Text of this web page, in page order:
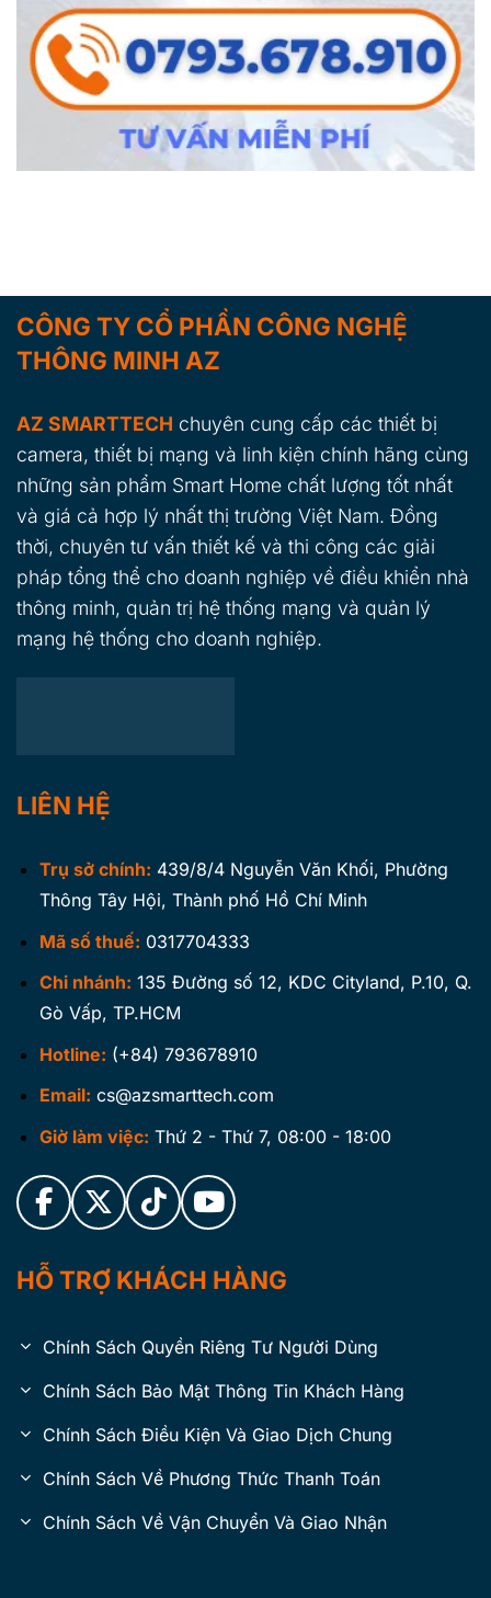
CÔNG TY CỔ PHẦN CÔNG NGHỆ
THÔNG MINH AZ
AZ SMARTTECH chuyên cung cấp các thiết bị
camera, thiết bị mạng và linh kiện chính hãng cùng
những sản phẩm Smart Home chất lượng tốt nhất
và giá cả hợp lý nhất thị trường Việt Nam. Đồng
thời, chuyên tư vấn thiết kế và thi công các giải
pháp tổng thể cho doanh nghiệp về điều khiển nhà
thông minh, quản trị hệ thống mạng và quản lý
mạng hệ thống cho doanh nghiệp.
LIÊN HỆ
Trụ sở chính: 439/8/4 Nguyễn Văn Khối, Phường
Thông Tây Hội, Thành phố Hồ Chí Minh
Mã số thuế: 0317704333
Chi nhánh: 135 Đường số 12, KDC Cityland, P.10, Q.
Gò Vấp, TP.HCM
Hotline: (+84) 793678910
Email: cs@azsmarttech.com
Giờ làm việc: Thứ 2 - Thứ 7, 08:00 - 18:00
HỖ TRỢ KHÁCH HÀNG
Chính Sách Quyền Riêng Tư Người Dùng
Chính Sách Bảo Mật Thông Tin Khách Hàng
Chính Sách Điều Kiện Và Giao Dịch Chung
Chính Sách Về Phương Thức Thanh Toán
Chính Sách Về Vận Chuyển Và Giao Nhận